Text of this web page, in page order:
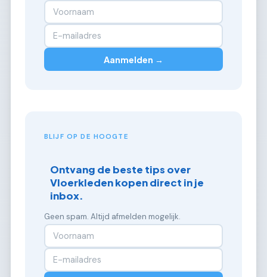
Aanmelden →
BLIJF OP DE HOOGTE
Ontvang de beste tips over
Vloerkleden kopen direct in je
inbox.
Geen spam. Altijd afmelden mogelijk.